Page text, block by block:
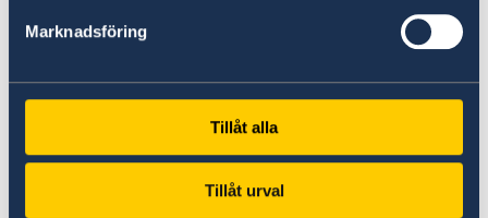
Marknadsföring
Tillåt alla
Tillåt urval
kommer vara en pålitlig, solidarisk och
Fördjupat samarbete i närområdet
Under 2024 är Sverige ordförande i Nordiska